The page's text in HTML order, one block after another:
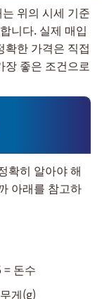
위의 시세 기준
니다. 실제 매입
확한 가격은 직접
장 좋은 조건으로
확히 알아야 해
아래를 참고하
돈수
게(g)